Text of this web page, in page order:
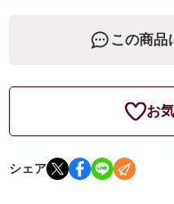
この商品
お
シェア